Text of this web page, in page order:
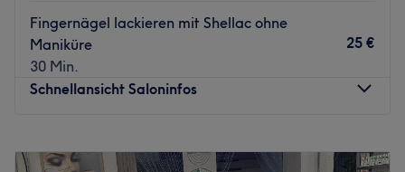
Fingernägel lackieren mit Shellac ohne
Maniküre
30 Min.
25 €
Schnellansicht Saloninfos
Dienstag
10:00
18:00